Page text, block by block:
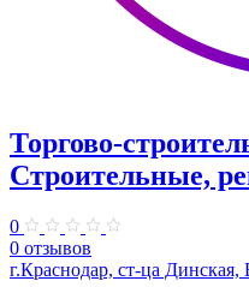
Торгово-
Строительные,
0
0 отзывов
г.Краснодар, ст-ца Динская,